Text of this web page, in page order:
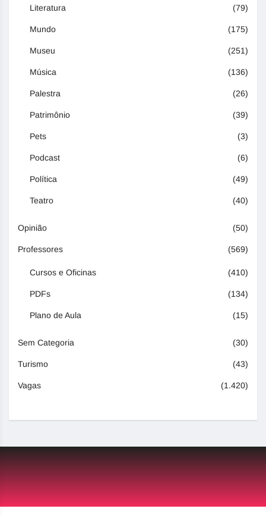
Literatura (79)
Mundo (175)
Museu (251)
Música (136)
Palestra (26)
Patrimônio (39)
Pets (3)
Podcast (6)
Política (49)
Teatro (40)
Opinião (50)
Professores (569)
Cursos e Oficinas (410)
PDFs (134)
Plano de Aula (15)
Sem Categoria (30)
Turismo (43)
Vagas (1.420)